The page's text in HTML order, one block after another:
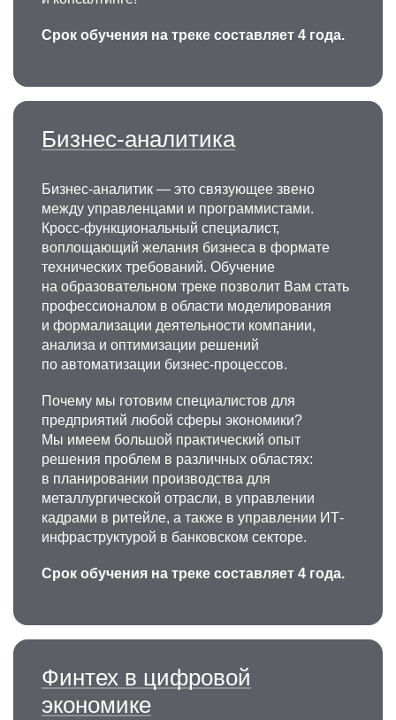
Срок обучения на треке составляет 4 года.
Бизнес-аналитика
Бизнес-аналитик — это связующее звено
между управленцами и программистами.
Кросс-функциональный специалист,
воплощающий желания бизнеса в формате
технических требований. Обучение
на образовательном треке позволит Вам стать
профессионалом в области моделирования
и формализации деятельности компании,
анализа и оптимизации решений
по автоматизации бизнес-процессов.
Почему мы готовим специалистов для
предприятий любой сферы экономики?
Мы имеем большой практический опыт
решения проблем в различных областях:
в планировании производства для
металлургической отрасли, в управлении
кадрами в ритейле, а также в управлении ИТ-
инфраструктурой в банковском секторе.
Срок обучения на треке составляет 4 года.
Финтех в цифровой
экономике